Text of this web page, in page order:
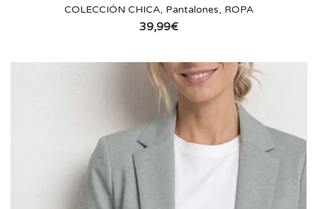
COLECCIÓN CHICA, Pantalones, ROPA
39,99€